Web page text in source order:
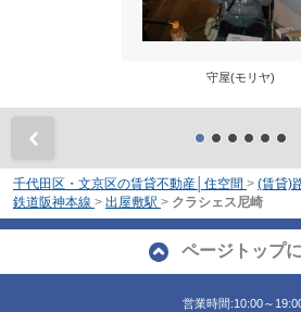
守屋(モリヤ)
千代田区・文京区の賃貸不動産│住空間 > (賃貸)
鉄道阪神本線 > 出屋敷駅 > クラシェス尼崎
ページトップ
営業時間:10:00～